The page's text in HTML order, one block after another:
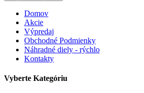
Domov
Akcie
Výpredaj
Obchodné Podmienky
Náhradné diely - rýchlo
Kontakty
Vyberte Kategóriu